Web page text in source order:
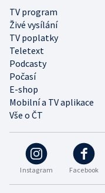
Instagram Facebook
TV program
Živé vysílání
TV poplatky
Teletext
Podcasty
Počasí
E-shop
Mobilní a TV aplikace
Vše o ČT